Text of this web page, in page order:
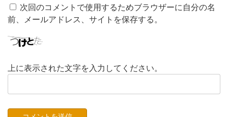
次回のコメントで使用するためブラウザーに自分の名
前、メールアドレス、サイトを保存する。
上に表示された文字を入力してください。